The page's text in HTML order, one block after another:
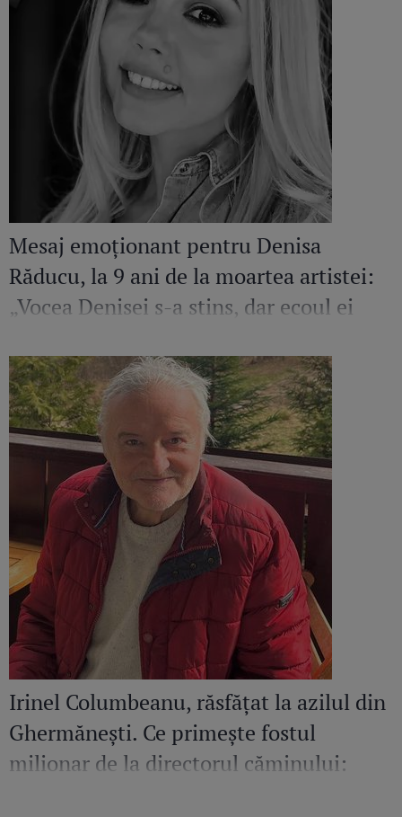
Mesaj emoționant pentru Denisa
Răducu, la 9 ani de la moartea artistei:
„Vocea Denisei s-a stins, dar ecoul ei
Irinel Columbeanu, răsfățat la azilul din
Ghermănești. Ce primește fostul
milionar de la directorul căminului: